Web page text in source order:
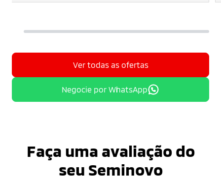
Ver todas as ofertas
Negocie por WhatsApp
Faça uma avaliação do
seu Seminovo